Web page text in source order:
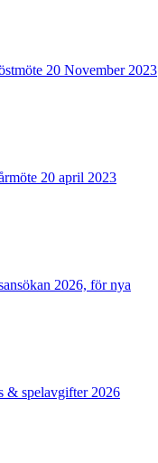
20 November 2023
20 april 2023
2026, för nya
& spelavgifter 2026